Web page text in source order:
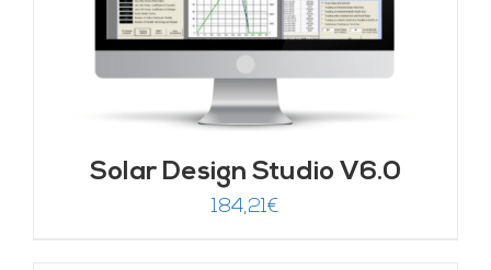
Solar Design Studio V6.0
184,21€